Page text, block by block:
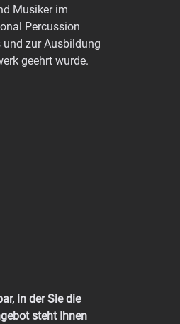
Musiker im
Percussion
zur Ausbildung
geehrt wurde.
in der Sie die
steht Ihnen